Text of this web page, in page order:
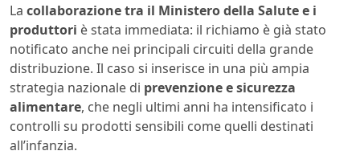
La collaborazione tra il Ministero della Salute e i
produttori è stata immediata: il richiamo è già stato
notificato anche nei principali circuiti della grande
distribuzione. Il caso si inserisce in una più ampia
strategia nazionale di prevenzione e sicurezza
alimentare, che negli ultimi anni ha intensificato i
controlli su prodotti sensibili come quelli destinati
all’infanzia.